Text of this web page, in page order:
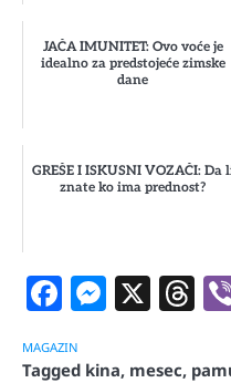
JAČA IMUNITET: Ovo voće je
idealno za predstojeće zimske
dane
GREŠE I ISKUSNI VOZAČI: Da
znate ko ima prednost?
Facebook
X
MAGAZIN
Tagged kina, mesec,